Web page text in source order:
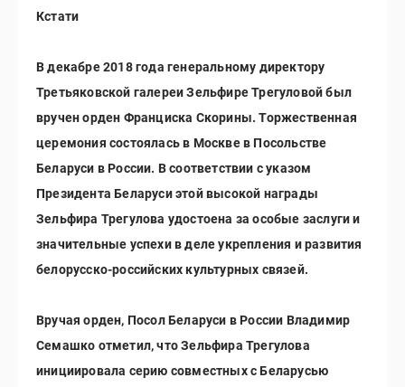
Кстати
В декабре 2018 года генеральному директору
Третьяковской галереи Зельфире Трегуловой был
вручен орден Франциска Скорины. Торжественная
церемония состоялась в Москве в Посольстве
Беларуси в России. В соответствии с указом
Президента Беларуси этой высокой награды
Зельфира Трегулова удостоена за особые заслуги и
значительные успехи в деле укрепления и развития
белорусско-российских культурных связей.
Вручая орден, Посол Беларуси в России Владимир
Семашко отметил, что Зельфира Трегулова
инициировала серию совместных с Беларусью